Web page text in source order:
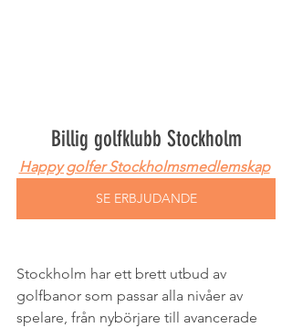
Billig golfklubb Stockholm
Happy golfer Stockholmsmedlemskap
SE ERBJUDANDE
Stockholm har ett brett utbud av
golfbanor som passar alla nivåer av
spelare, från nybörjare till avancerade